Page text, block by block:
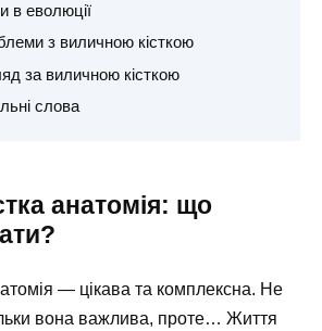
в еволюції
з виличною кісткою
за виличною кісткою
слова
анатомія: що
— цікава та комплексна. Не
вона важлива, проте… Життя